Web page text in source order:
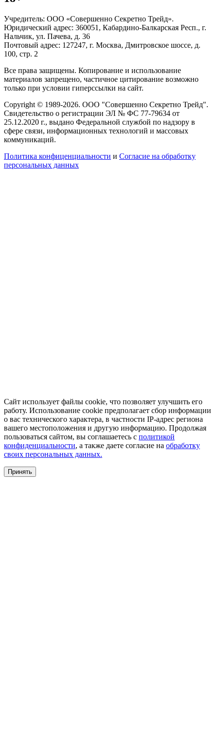
Учредитель: ООО «Совершенно Секретно Трейд».
Юридический адрес: 360051, Кабардино-Балкарская Респ., г.
Нальчик, ул. Пачева, д. 36
Почтовый адрес: 127247, г. Москва, Дмитровское шоссе, д.
100, стр. 2
Все права защищены. Копирование и использование
материалов запрещено, частичное цитирование возможно
только при условии гиперссылки на сайт.
Copyright © 1989-2026. ООО "Совершенно Секретно Трейд".
Свидетельство о регистрации ЭЛ № ФС 77-79634 от
25.12.2020 г., выдано Федеральной службой по надзору в
сфере связи, информационных технологий и массовых
коммуникаций.
Политика конфиценциальности и Согласие на обработку
персональных данных
Сайт использует файлы cookie, что позволяет улучшить его
работу. Использование cookie предполагает сбор информации
о вас технического характера, в частности IP-адрес региона
вашего местоположения и другую информацию. Продолжая
пользоваться сайтом, вы соглашаетесь с политикой
конфиденциальности, а также даете согласие на обработку
своих персональных данных.
Принять